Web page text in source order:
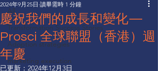
All
Transformation Success Stories
Adoption strategies
marketing execution
慶祝我們的成長和變化—
Prosci 全球聯盟（香港）週
年慶
2024年9月25日 讀畢需時 1 分鐘
已更新： 2024年12月3日